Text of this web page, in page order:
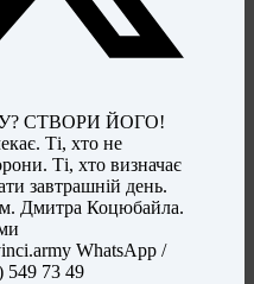
СТВОРИ ЙОГО!
Ті, хто не
Ті, хто визначає
завтрашній день.
Дмитра Коцюбайла.
WhatsApp /
549 73 49